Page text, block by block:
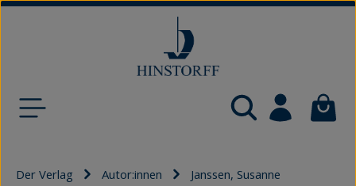
Der Verlag Autor:innen Janssen, Susanne